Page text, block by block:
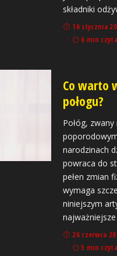
składniki
16 stycznia
6 min
Co warto
połogu?
Połóg,
narodzinach
powraca do
pełen zmian
wymaga
niniejszym
26 czerwca
5 min